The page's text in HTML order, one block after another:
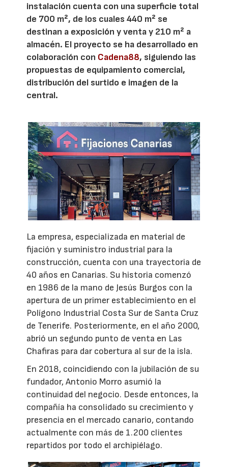
instalación cuenta con una superficie total
de 700 m², de los cuales 440 m² se
destinan a exposición y venta y 210 m² a
almacén. El proyecto se ha desarrollado en
colaboración con Cadena88, siguiendo las
propuestas de equipamiento comercial,
distribución del surtido e imagen de la
central.
La empresa, especializada en material de
fijación y suministro industrial para la
construcción, cuenta con una trayectoria de
40 años en Canarias. Su historia comenzó
en 1986 de la mano de Jesús Burgos con la
apertura de un primer establecimiento en el
Polígono Industrial Costa Sur de Santa Cruz
de Tenerife. Posteriormente, en el año 2000,
abrió un segundo punto de venta en Las
Chafiras para dar cobertura al sur de la isla.
En 2018, coincidiendo con la jubilación de su
fundador, Antonio Morro asumió la
continuidad del negocio. Desde entonces, la
compañía ha consolidado su crecimiento y
presencia en el mercado canario, contando
actualmente con más de 1.200 clientes
repartidos por todo el archipiélago.